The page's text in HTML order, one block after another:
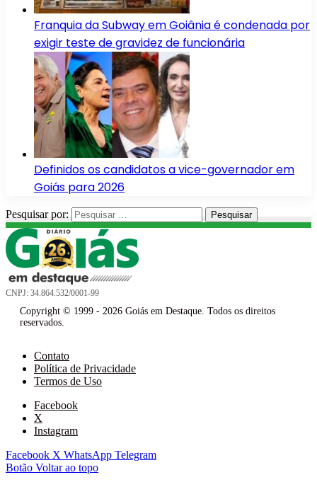
Franquia da Subway em Goiânia é condenada por
exigir teste de gravidez de funcionária
Definidos os candidatos a vice-governador em
Goiás para 2026
Pesquisar por:
CNPJ: 34.864.532/0001-99
Copyright © 1999 - 2026 Goiás em Destaque. Todos os direitos
reservados.
Contato
Política de Privacidade
Termos de Uso
Facebook
X
Instagram
Facebook X WhatsApp Telegram
Botão Voltar ao topo